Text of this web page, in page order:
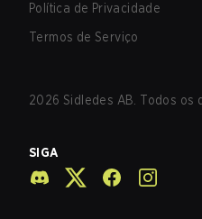
Política de Privacidade
Termos de Serviço
2026 Sidledes AB. Todos os
SIGA